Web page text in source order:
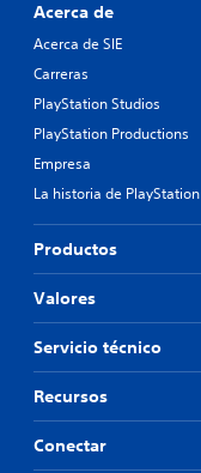
Acerca de
Acerca de SIE
Carreras
PlayStation Studios
PlayStation Productions
Empresa
La historia de PlayStation
Productos
Valores
Servicio técnico
Recursos
Conectar